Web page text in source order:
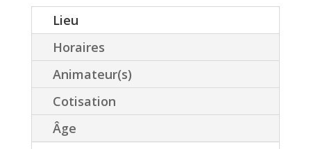
Lieu
Horaires
Animateur(s)
Cotisation
Âge